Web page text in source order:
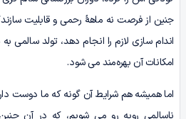
جنین از فرصت نه ماهۀ رحمی و قابلیت
اندام‌ سازی لازم را انجام دهد، تولد سالمی
امکانات آن بهره‌مند می‌ شود.
اما همیشه هم شرایط آن‌ گونه که ما دوست
ناسالمی روبه‌ رو می‌ شویم، که در آن